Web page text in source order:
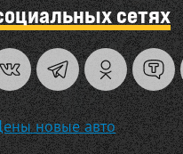
сетях
новые авто